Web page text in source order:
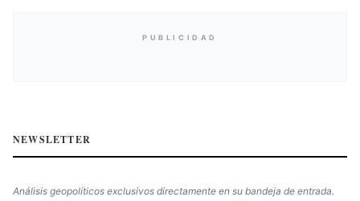
PUBLICIDAD
NEWSLETTER
Análisis geopolíticos exclusivos directamente en su bandeja de entrada.